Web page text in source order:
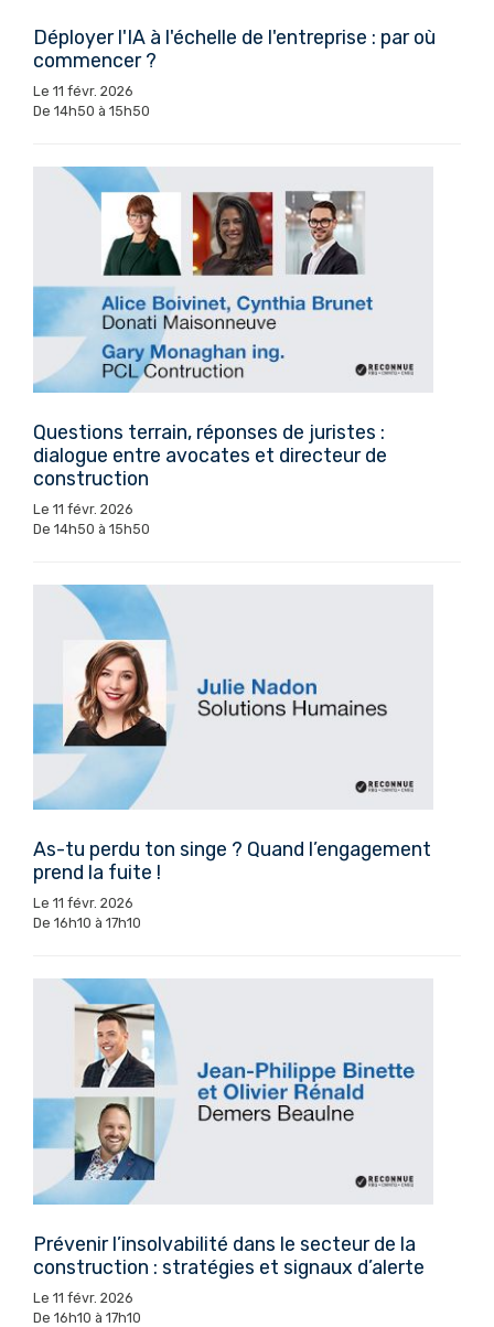
Déployer l'IA à l'échelle de l'entreprise : par où
commencer ?
Le 11 févr. 2026
De 14h50 à 15h50
Questions terrain, réponses de juristes :
dialogue entre avocates et directeur de
construction
Le 11 févr. 2026
De 14h50 à 15h50
As-tu perdu ton singe ? Quand l’engagement
prend la fuite !
Le 11 févr. 2026
De 16h10 à 17h10
Prévenir l’insolvabilité dans le secteur de la
construction : stratégies et signaux d’alerte
Le 11 févr. 2026
De 16h10 à 17h10